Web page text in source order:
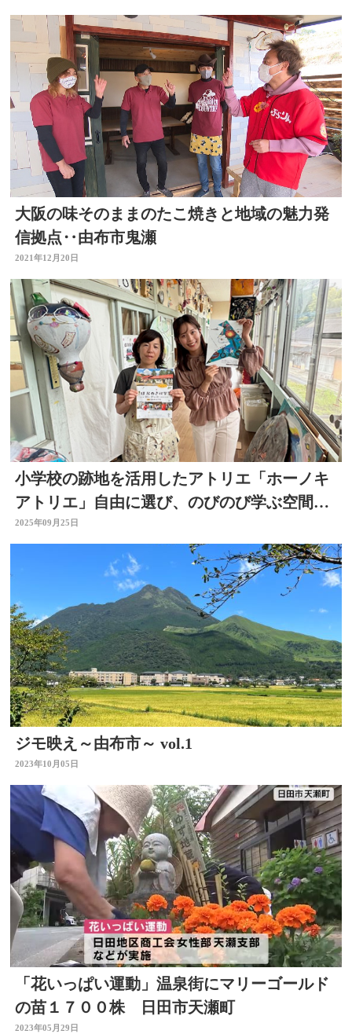
大阪の味そのままのたこ焼きと地域の魅力発
信拠点‥由布市鬼瀬
2021年12月20日
小学校の跡地を活用したアトリエ「ホーノキ
アトリエ」自由に選び、のびのび学ぶ空間
【由布市】
2025年09月25日
ジモ映え～由布市～ vol.1
2023年10月05日
「花いっぱい運動」温泉街にマリーゴールド
の苗１７００株 日田市天瀬町
2023年05月29日